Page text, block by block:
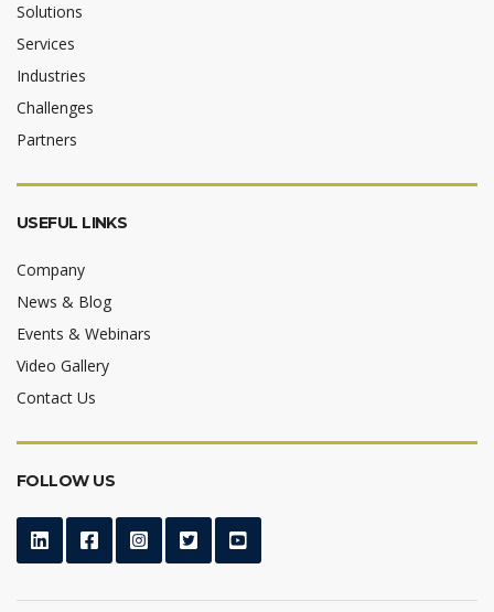
Solutions
Services
Industries
Challenges
Partners
USEFUL LINKS
Company
News & Blog
Events & Webinars
Video Gallery
Contact Us
FOLLOW US